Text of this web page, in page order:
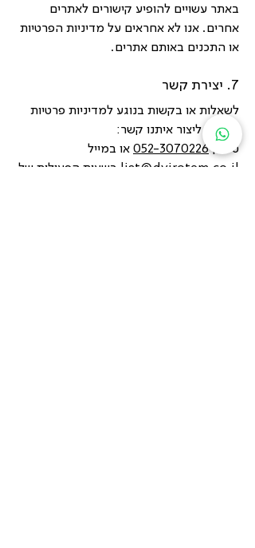
באתר עשויים להופיע קישורים לאתרים
אחרים. אנו לא אחראים על מדיניות הפרטיות
או התכנים באותם אתרים.
7. יצירת קשר
לשאלות או בקשות בנוגע למדיניות פרטיות
זו, ניתן ליצור איתנו קשר:
טלפון052-3070226 או במייל
liat@dvirotem.co.il בשעות הפעילות של